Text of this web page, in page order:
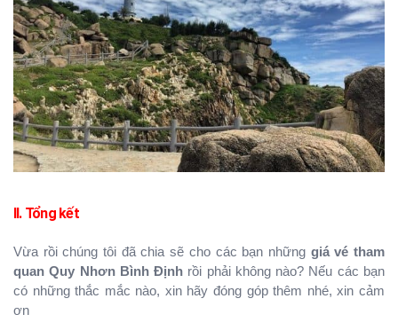
II. Tổng kết
Vừa rồi chúng tôi đã chia sẽ cho các bạn những giá vé tham
quan Quy Nhơn Bình Định rồi phải không nào? Nếu các bạn
có những thắc mắc nào, xin hãy đóng góp thêm nhé, xin cảm
ơn